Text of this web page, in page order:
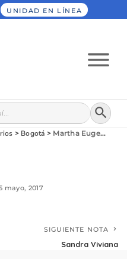
UNIDAD EN LÍNEA
Botón
> Bogotá > Martha Eugenia
mayo, 2017
SIGUIENTE NOTA
Sandra Viviana